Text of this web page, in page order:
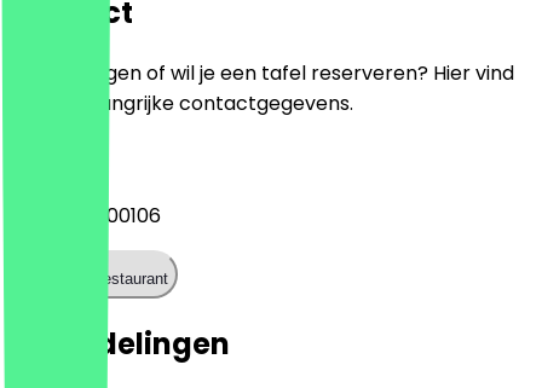
Contact
Heb je vragen of wil je een tafel reserveren? Hier vind
je alle belangrijke contactgegevens.
+442089800106
Bel het restaurant
Beoordelingen